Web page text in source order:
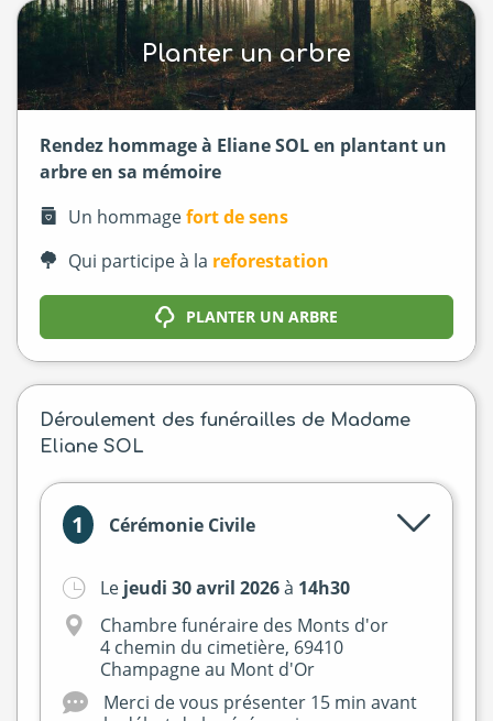
Planter un arbre
Rendez hommage à Eliane SOL en plantant un
arbre en sa mémoire
Un hommagefort de sens
Qui participe à la reforestation
PLANTER UN ARBRE
Déroulement des funérailles de Madame
Eliane SOL
1 Cérémonie Civile
Le jeudi 30 avril 2026à 14h30
Chambre funéraire des Monts d'or
4 chemin du cimetière, 69410
Champagne au Mont d'Or
Merci de vous présenter 15 min avant